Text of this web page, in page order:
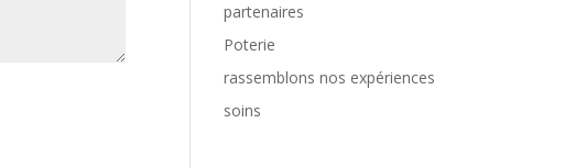
partenaires
Poterie
rassemblons nos expériences
soins